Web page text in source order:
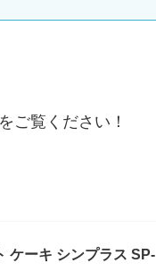
ご覧ください！
ケーキ シンプラス SP-